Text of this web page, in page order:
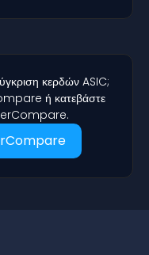
κερδών ASIC;
ή κατεβάστε